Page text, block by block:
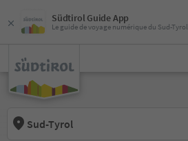
Südtirol Guide App
Le guide de voyage numérique du Sud-Tyrol
Sud-Tyrol